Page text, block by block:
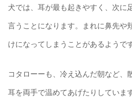
犬では、耳が最も起きやすく、次に
言うことになります。まれに鼻先や
けになってしまうことがあるようです
コタローーも、冷え込んだ朝など、
耳を両手で温めてあげたりしていま